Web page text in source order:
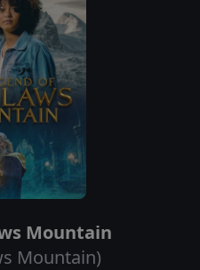
Mountain
Mountain)